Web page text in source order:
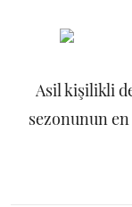
Asil kişilikli
sezonunun